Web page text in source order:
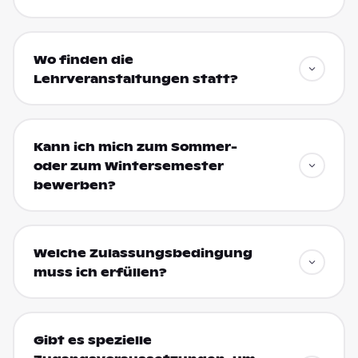
Wo finden die
Lehrveranstaltungen statt?
Kann ich mich zum Sommer-
oder zum Wintersemester
bewerben?
Welche Zulassungsbedingung
muss ich erfüllen?
Gibt es spezielle